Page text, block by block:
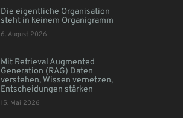
Die eigentliche Organisation
steht in keinem Organigramm
6. August 2026
Mit Retrieval Augmented
Generation (RAG) Daten
verstehen, Wissen vernetzen,
Entscheidungen stärken
15. Mai 2026